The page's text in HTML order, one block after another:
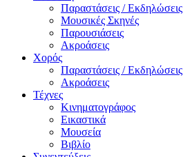
Παραστάσεις / Εκδηλώσεις
Μουσικές Σκηνές
Παρουσιάσεις
Ακροάσεις
Χορός
Παραστάσεις / Εκδηλώσεις
Ακροάσεις
Τέχνες
Κινηματογράφος
Εικαστικά
Μουσεία
Βιβλίο